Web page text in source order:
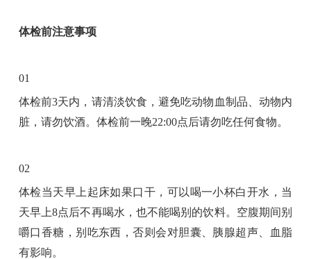
体检前注意事项
01
体检前3天内，请清淡饮食，避免吃动物血制品、动物内
脏，请勿饮酒。体检前一晚22:00点后请勿吃任何食物。
02
体检当天早上起床如果口干，可以喝一小杯白开水，当
天早上8点后不再喝水，也不能喝别的饮料。空腹期间别
嚼口香糖，别吃东西，否则会对胆囊、胰腺超声、血脂
有影响。